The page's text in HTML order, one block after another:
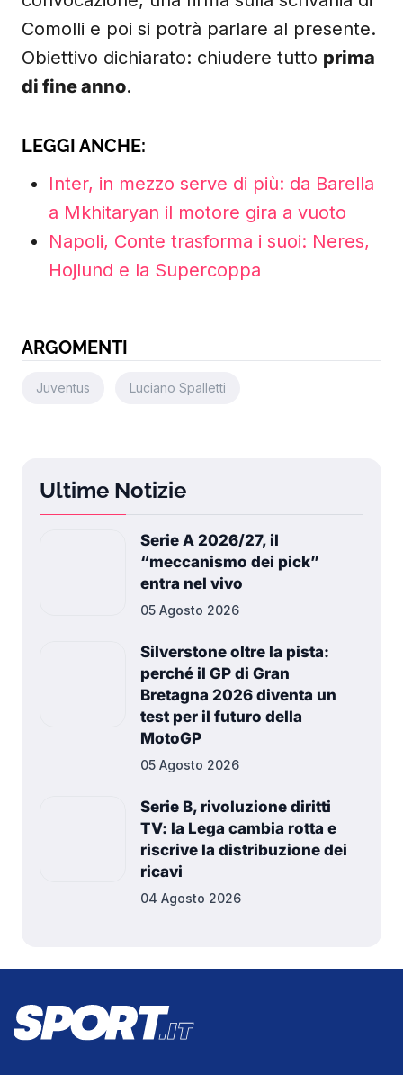
Comolli e poi si potrà parlare al presente.
Obiettivo dichiarato: chiudere tutto prima
di fine anno.
LEGGI ANCHE:
Inter, in mezzo serve di più: da Barella
a Mkhitaryan il motore gira a vuoto
Napoli, Conte trasforma i suoi: Neres,
Hojlund e la Supercoppa
ARGOMENTI
Juventus Luciano Spalletti
Ultime Notizie
Serie A 2026/27, il
“meccanismo dei pick”
entra nel vivo
05 Agosto 2026
Silverstone oltre la pista:
perché il GP di Gran
Bretagna 2026 diventa un
test per il futuro della
MotoGP
05 Agosto 2026
Serie B, rivoluzione diritti
TV: la Lega cambia rotta e
riscrive la distribuzione dei
ricavi
04 Agosto 2026